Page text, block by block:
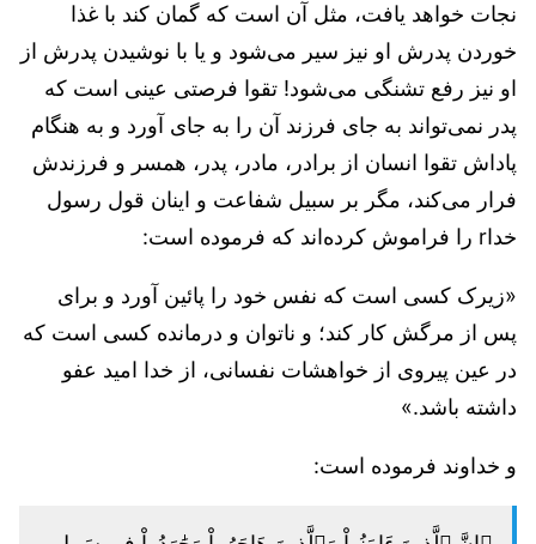
نجات خواهد یافت، مثل آن است که گمان کند با غذا
خوردن پدرش او نیز سیر می‌شود و یا با نوشیدن پدرش از
او نیز رفع تشنگی می‌شود! تقوا فرصتی عینی است که
پدر نمی‌تواند به جای فرزند آن را به جای آورد و به هنگام
پاداش تقوا انسان از برادر، مادر، پدر، همسر و فرزندش
فرار می‌کند، مگر بر سبیل شفاعت و اینان قول رسول
خداr را فراموش کرده‌اند که فرموده است:
«زیرک کسی است که نفس خود را پائین آورد و برای
پس از مرگش کار کند؛ و ناتوان و درمانده کسی است که
در عین پیروی از خواهشات نفسانی، از خدا امید عفو
داشته باشد.»
و خداوند فرموده است: